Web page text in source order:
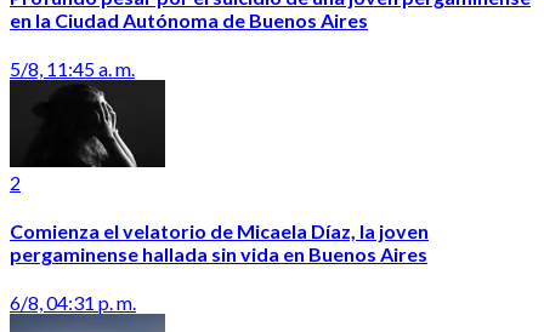
en la Ciudad Autónoma de Buenos Aires
5/8, 11:45 a. m.
2
Comienza el velatorio de Micaela Díaz, la joven
pergaminense hallada sin vida en Buenos Aires
6/8, 04:31 p. m.